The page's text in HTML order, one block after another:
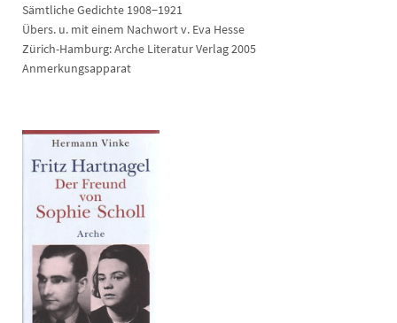
Sämtliche Gedichte 1908−1921
Übers. u. mit einem Nachwort v. Eva Hesse
Zürich-Hamburg: Arche Literatur Verlag 2005
Anmerkungsapparat